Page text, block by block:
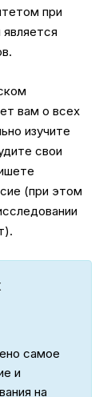
при
вам о всех
изучите
свои
(при этом
самое
и
на